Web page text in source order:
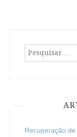
Pesquisar
por:
Recuperação